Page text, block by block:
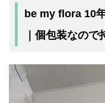
be my flora 10
｜個包装なの